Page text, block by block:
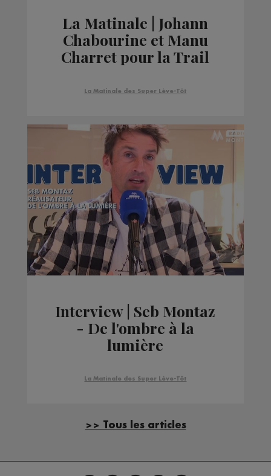
La Matinale | Johann
Chabourine et Manu
Charret pour la Trail
La Matinale des Super Lève-Tôt
Interview | Seb Montaz
- De l'ombre à la
lumière
La Matinale des Super Lève-Tôt
>> Tous les articles